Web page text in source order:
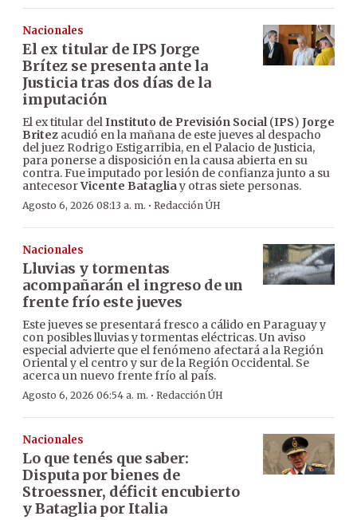
Nacionales
El ex titular de IPS Jorge
Brítez se presenta ante la
Justicia tras dos días de la
imputación
El ex titular delInstituto de Previsión Social(IPS) Jorge
Britez acudió en la mañana de este jueves al despacho
del juez Rodrigo Estigarribia, en el Palacio de Justicia,
para ponerse a disposición en la causa abierta en su
contra. Fue imputado por lesión de confianza junto a su
antecesorVicente Batagliay otras siete personas.
Agosto 6, 2026 08:13 a. m. · Redacción ÚH
Nacionales
Lluvias y tormentas
acompañarán el ingreso de un
frente frío este jueves
Este jueves se presentará fresco a cálido en Paraguay y
con posibles lluvias y tormentas eléctricas. Un aviso
especial advierte que el fenómeno afectará a la Región
Oriental y el centro y sur de la Región Occidental. Se
acerca un nuevo frente frío al país.
Agosto 6, 2026 06:54 a. m. · Redacción ÚH
Nacionales
Lo que tenés que saber:
Disputa por bienes de
Stroessner, déficit encubierto
y Bataglia por Italia